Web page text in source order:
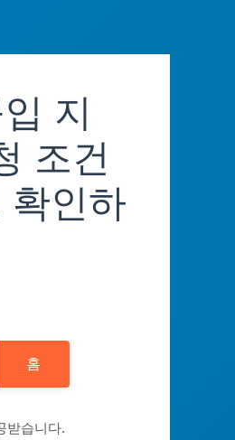
지
조건
확인하
홈
받습니다.